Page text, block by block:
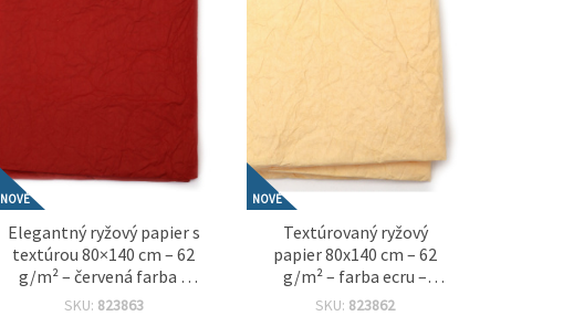
NOVÉ
Elegantný ryžový papier s
textúrou 80×140 cm – 62
g/m² – červená farba –
ideálny na decoupage,
SKU: 823863
NOVÉ
Textúrovaný ryžový
papier 80x140 cm – 62
g/m² – farba ecru –
ideálny na decoupage,
SKU: 823862